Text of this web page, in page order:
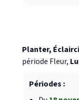
Planter,
période Fleur,
Périodes :